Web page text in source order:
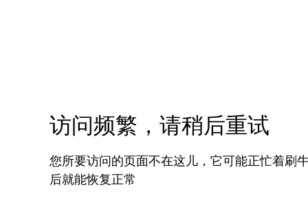
访问频繁，请稍后重试
您所要访问的页面不在这儿，它可能正忙着刷
后就能恢复正常